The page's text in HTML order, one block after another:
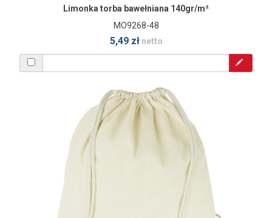
Limonka torba bawełniana 140gr/m²
MO9268-48
5,49 złnetto